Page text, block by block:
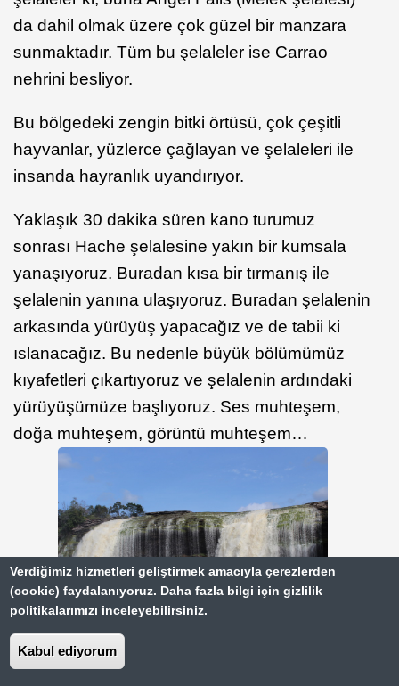
da dahil olmak üzere çok güzel bir manzara
sunmaktadır. Tüm bu şelaleler ise Carrao
nehrini besliyor.
Bu bölgedeki zengin bitki örtüsü, çok çeşitli
hayvanlar, yüzlerce çağlayan ve şelaleleri ile
insanda hayranlık uyandırıyor.
Yaklaşık 30 dakika süren kano turumuz
sonrası Hache şelalesine yakın bir kumsala
yanaşıyoruz. Buradan kısa bir tırmanış ile
şelalenin yanına ulaşıyoruz. Buradan şelalenin
arkasında yürüyüş yapacağız ve de tabii ki
ıslanacağız. Bu nedenle büyük bölümümüz
kıyafetleri çıkartıyoruz ve şelalenin ardındaki
yürüyüşümüze başlıyoruz. Ses muhteşem,
doğa muhteşem, görüntü muhteşem…
Şelalenin ardından lagünü izliyoruz uzunca bir
Verdiğimiz hizmetleri geliştirmek amacıyla çerezlerden
(cookie) faydalanıyoruz. Daha fazla bilgi için gizlilik
politikalarımızı inceleyebilirsiniz.
Kabul ediyorum